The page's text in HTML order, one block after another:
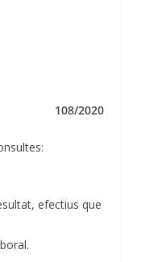
108/2020
efectius que